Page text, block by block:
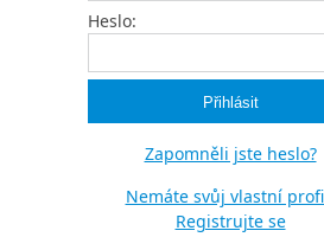
Heslo:
Zapomněli jste heslo?
Nemáte svůj vlastní
Registrujte se